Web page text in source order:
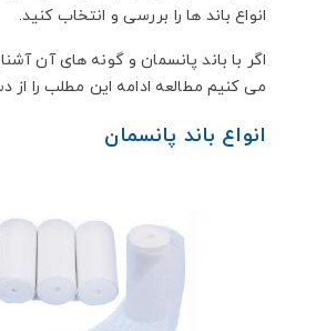
انواع باند ها را بررسی و انتخاب کنید.
اگر با باند پانسمان و گونه های آن
می کنیم مطالعه ادامه این مطلب را از
انواع باند پانسمان